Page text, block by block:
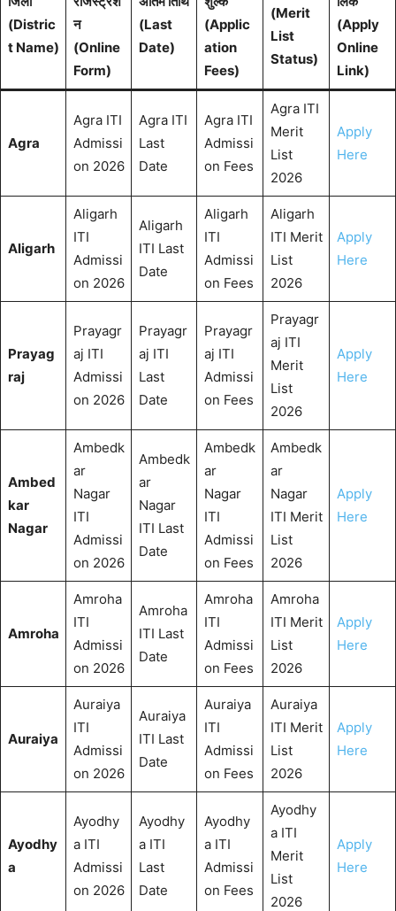
(Distric
t Name)
न
(Online
Form)
(Last
Date)
(Applic
ation
Fees)
(Merit
List
Status)
(Apply
Online
Link)
Agra
Agra ITI
Admissi
on 2026
Agra ITI
Last
Date
Agra ITI
Admissi
on Fees
Agra ITI
Merit
List
2026
Apply
Here
Aligarh
Aligarh
ITI
Admissi
on 2026
Aligarh
ITI Last
Date
Aligarh
ITI
Admissi
on Fees
Aligarh
ITI Merit
List
2026
Apply
Here
Prayag
raj
Prayagr
aj ITI
Admissi
on 2026
Prayagr
aj ITI
Last
Date
Prayagr
aj ITI
Admissi
on Fees
Prayagr
aj ITI
Merit
List
2026
Apply
Here
Ambed
kar
Nagar
Ambedk
ar
Nagar
ITI
Admissi
on 2026
Ambedk
ar
Nagar
ITI Last
Date
Ambedk
ar
Nagar
ITI
Admissi
on Fees
Ambedk
ar
Nagar
ITI Merit
List
2026
Apply
Here
Amroha
Amroha
ITI
Admissi
on 2026
Amroha
ITI Last
Date
Amroha
ITI
Admissi
on Fees
Amroha
ITI Merit
List
2026
Apply
Here
Auraiya
Auraiya
ITI
Admissi
on 2026
Auraiya
ITI Last
Date
Auraiya
ITI
Admissi
on Fees
Auraiya
ITI Merit
List
2026
Apply
Here
Ayodhy
a
Ayodhy
a ITI
Admissi
on 2026
Ayodhy
a ITI
Last
Date
Ayodhy
a ITI
Admissi
on Fees
Ayodhy
a ITI
Merit
List
2026
Apply
Here